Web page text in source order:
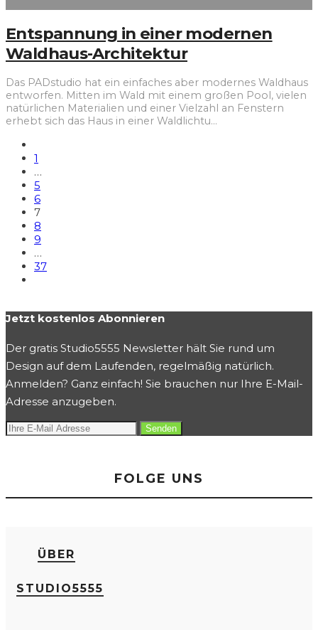
Entspannung in einer modernen
Waldhaus-Architektur
Das PADstudio hat ein einfaches aber modernes Waldhaus
entworfen. Mitten im Wald mit einem großen Pool, vielen
natürlichen Materialien und einer Vielzahl an Fenstern
erhebt sich das Haus in einer Waldlichtu...
1
…
5
6
7
8
9
…
37
Jetzt kostenlos Abonnieren
Der gratis Studio5555 Newsletter hält Sie rund um
Design auf dem Laufenden, regelmäßig natürlich.
Anmelden? Ganz einfach! Sie brauchen nur Ihre E-Mail-
Adresse anzugeben.
FOLGE UNS
ÜBER
STUDIO5555